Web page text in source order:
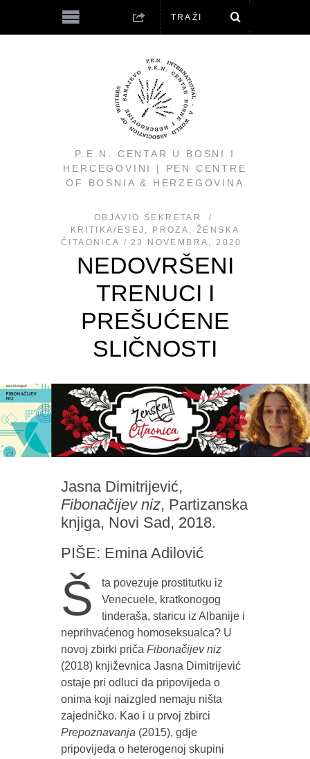
P.E.N. CENTAR U BOSNI I
HERCEGOVINI | PEN CENTRE
OF BOSNIA & HERZEGOVINA
OBJAVIO
SEKRETAR
KRITIKA/ESEJ , PROZA ,ŽENSKA
ČITAONICA
23 NOVEMBRA, 2020
NEDOVRŠENI
TRENUCI I
PREŠUĆENE
SLIČNOSTI
Jasna Dimitrijević,
Fibonačijev niz, Partizanska
knjiga, Novi Sad, 2018.
PIŠE: Emina Adilović
Š
ta povezuje prostitutku iz
Venecuele, kratkonogog
tinderaša, staricu iz Albanije i
neprihvaćenog homoseksualca? U
novoj zbirki priča Fibonačijev niz
(2018) književnica Jasna Dimitrijević
ostaje pri odluci da pripovijeda o
onima koji naizgled nemaju ništa
zajedničko. Kao i u prvoj zbirci
Prepoznavanja(2015), gdje
pripovijeda o heterogenoj skupini